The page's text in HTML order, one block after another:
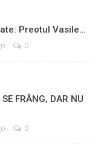
Preotul Vasile…
0
FRÂNG, DAR NU
0